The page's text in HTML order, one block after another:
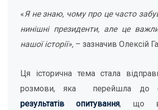
«Я не знаю, чому про це часто
нинішні президенти, але це
нашої історії», – зазначив Олексій
Ця історична тема стала
розмови, яка перейшла до
результатів опитування, що